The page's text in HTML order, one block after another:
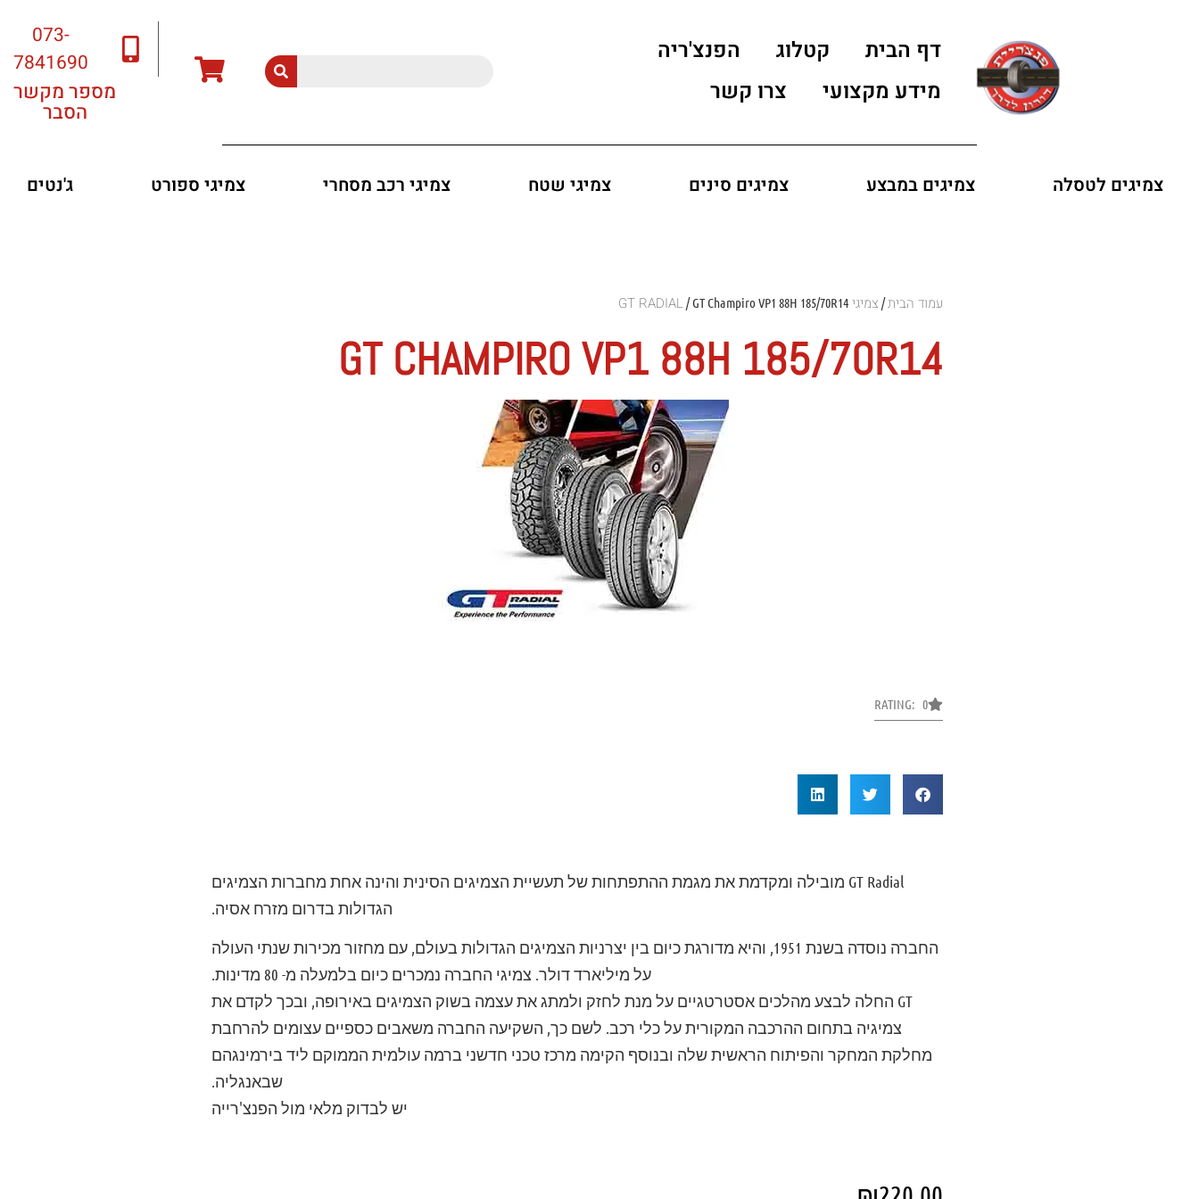
דף הבית קטלוג
הפנצ'ריה
מידע מקצועי
צרו קשר
073-
7841690
מספר מקשר
הסבר
צמיגים לטסלה צמיגים במבצע צמיגים סינים צמיגי שטח צמיגי רכב מסחרי צמיגי ספורט ג'נטים
עמוד הבית/ צמיגי GT RADIAL / GT Champiro VP1 88H 185/70R14
GT CHAMPIRO VP1 88H 185/70R14
RATING: 0
GT Radial מובילה ומקדמת את מגמת ההתפתחות של תעשיית הצמיגים הסינית והינה אחת מחברות הצמיגים
הגדולות בדרום מזרח אסיה.
החברה נוסדה בשנת 1951, והיא מדורגת כיום בין יצרניות הצמיגים הגדולות בעולם, עם מחזור מכירות שנתי העולה
על מיליארד דולר. צמיגי החברה נמכרים כיום בלמעלה מ- 80 מדינות.
GT החלה לבצע מהלכים אסטרטגיים על מנת לחזק ולמתג את עצמה בשוק הצמיגים באירופה, ובכך לקדם את
צמיגיה בתחום ההרכבה המקורית על כלי רכב. לשם כך, השקיעה החברה משאבים כספיים עצומים להרחבת
מחלקת המחקר והפיתוח הראשית שלה ובנוסף הקימה מרכז טכני חדשני ברמה עולמית הממוקם ליד בירמינגהם
שבאנגליה.
יש לבדוק מלאי מול הפנצ'רייה